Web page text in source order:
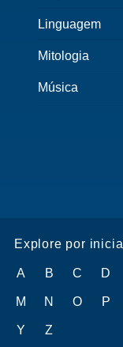
Linguagem
Mitologia
Música
Explore por inicial
A B C D
M N O P
Y Z